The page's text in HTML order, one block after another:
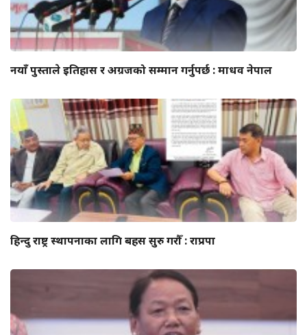
नयाँ पुस्ताले इतिहास र अग्रजको सम्मान गर्नुपर्छ : माधव नेपाल
हिन्दु राष्ट्र स्थापनाका लागि बहस सुरु गरौँ : राप्रपा